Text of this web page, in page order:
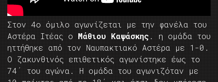
Στον 4ο όμιλο αγωνίζεται με την φανέλα του
Αστέρα Ιτέας ο Μάθιου Καψάσκης . η ομάδα του
ηττήθηκε από τον Ναυπακτιακό Αστέρα με 1-0.
Ο ζακυνθινός επιθετικός αγωνίστηκε έως το
74΄ του αγώνα. Η ομάδα του αγωνιζόταν με